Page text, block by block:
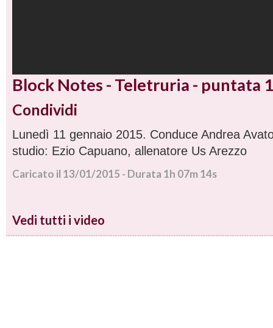
Block Notes - Teletruria - puntata
Condividi
Lunedì 11 gennaio 2015. Conduce Andrea
studio: Ezio Capuano, allenatore Us Arezzo
Caricato il 13/01/2015 - Durata 1h 07m 14s
Vedi tutti i video